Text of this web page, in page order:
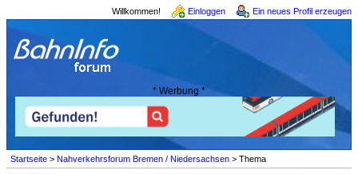
Willkommen! Einloggen Ein neues Profil erzeugen
* Werbung *
Startseite > Nahverkehrsforum Bremen / Niedersachsen > Thema